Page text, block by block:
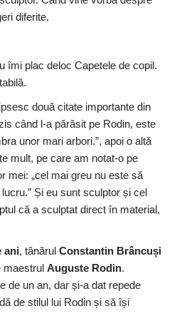
diferite.
îmi plac deloc Capetele de copil.
două citate importante din
când l-a părăsit pe Rodin, este
unor mari arbori.”, apoi o altă
mult, pe care am notat-o pe
mei: „cel mai greu nu este să
Și eu sunt sculptor și cel
că a sculptat direct în material,
ani, tânărul Constantin Brâncuși
maestrul Auguste Rodin.
de un an, dar și-a dat repede
de stilul lui Rodin și să își